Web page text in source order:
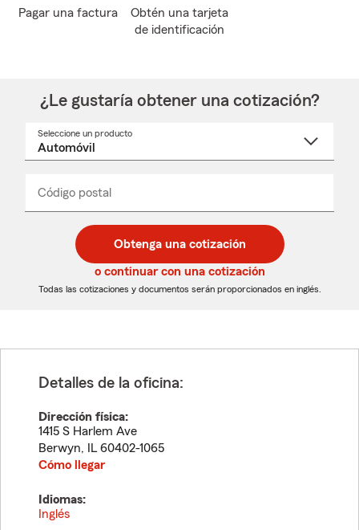
Pagar una factura
Obtén una tarjeta
de identificación
¿Le gustaría obtener una cotización?
Seleccione un producto
desplegable
Código postal
de
5
dígitos
de
5
dígitos
_____
Obtenga una cotización
o continuar con una cotización
Todas las cotizaciones y documentos serán proporcionados en inglés.
Detalles de la oficina:
Dirección física:
1415 S Harlem Ave
Berwyn, IL 60402-1065
Cómo llegar
Idiomas:
Inglés